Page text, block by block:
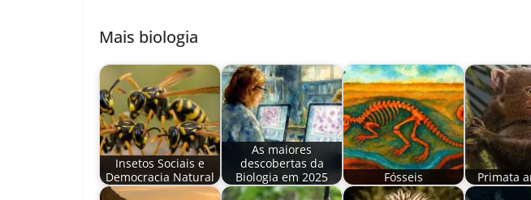
Mais biologia
Insetos Sociais e
Democracia Natural
As maiores
descobertas da
Biologia em 2025
Fósseis Primata